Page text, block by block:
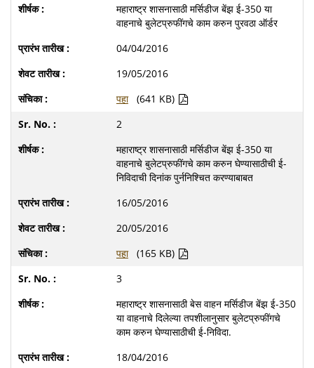
महाराष्ट्र शासनासाठी मर्सिडीज बेंझ ई-350 या
वाहनाचे बुलेटप्रुफींगचे काम करुन पुरवठा ऑर्डर
04/04/2016
19/05/2016
पहा
(641 KB)
2
महाराष्ट्र शासनासाठी मर्सिडीज बेंझ ई-350 या
वाहनाचे बुलेटप्रुफींगचे काम करुन घेण्यासाठीची ई-
निविदाची दिनांक पुर्ननिश्च‍ित करण्याबाबत
16/05/2016
20/05/2016
पहा
(165 KB)
3
महाराष्ट्र शासनासाठी बेस वाहन मर्सिडीज बेंझ ई-350
या वाहनाचे दिलेल्या तपशीलानुसार बुलेटप्रुफींगचे
काम करुन घेण्यासाठीची ई-निविदा.
18/04/2016